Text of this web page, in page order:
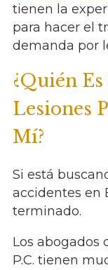
tienen la
para hacer el
demanda por
¿Quién
Lesiones
Mí?
Si está
accidentes en
terminado.
Los abogados
P.C. tienen